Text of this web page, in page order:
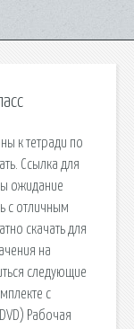
к тетради по
Ссылка для
ожидание
с отличным
скачать для
на
следующие
с
Рабочая